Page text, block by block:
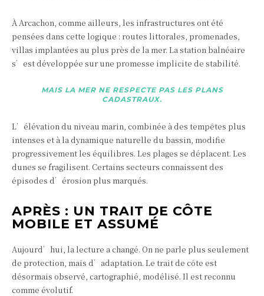
À Arcachon, comme ailleurs, les infrastructures ont été
pensées dans cette logique : routes littorales, promenades,
villas implantées au plus près de la mer. La station balnéaire
s’est développée sur une promesse implicite de stabilité.
MAIS LA MER NE RESPECTE PAS LES PLANS
CADASTRAUX.
L’élévation du niveau marin, combinée à des tempêtes plus
intenses et à la dynamique naturelle du bassin, modifie
progressivement les équilibres. Les plages se déplacent. Les
dunes se fragilisent. Certains secteurs connaissent des
épisodes d’érosion plus marqués.
APRÈS : UN TRAIT DE CÔTE
MOBILE ET ASSUMÉ
Aujourd’hui, la lecture a changé. On ne parle plus seulement
de protection, mais d’adaptation. Le trait de côte est
désormais observé, cartographié, modélisé. Il est reconnu
comme évolutif.